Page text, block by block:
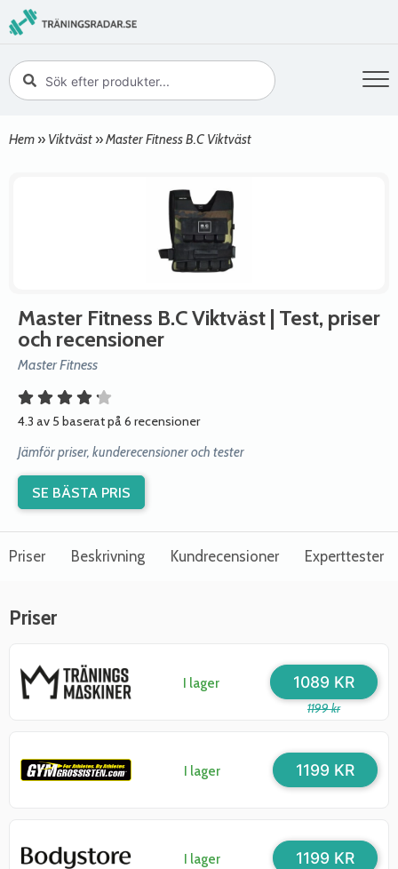
Hem » Viktväst »Master Fitness B.C Viktväst
Master Fitness B.C Viktväst | Test, priser
och recensioner
Master Fitness
4.3 av 5 baserat på 6 recensioner
Jämför priser, kunderecensioner och tester
SE BÄSTA PRIS
Priser Beskrivning Kundrecensioner Experttester
Priser
I lager
1199 kr
1089 KR
I lager 1199 KR
I lager 1199 KR